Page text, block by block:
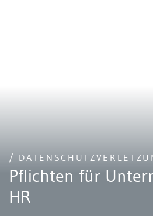
/
Pflichten für
HR